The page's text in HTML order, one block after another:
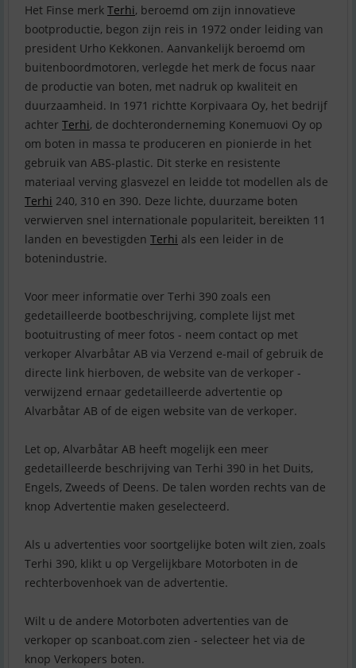
Het Finse merk Terhi, beroemd om zijn innovatieve
bootproductie, begon zijn reis in 1972 onder leiding van
president Urho Kekkonen. Aanvankelijk beroemd om
buitenboordmotoren, verlegde het merk de focus naar
de productie van boten, met nadruk op kwaliteit en
duurzaamheid. In 1971 richtte Korpivaara Oy, het bedrijf
achter Terhi, de dochteronderneming Konemuovi Oy op
om boten in massa te produceren en pionierde in het
gebruik van ABS-plastic. Dit sterke en resistente
materiaal verving glasvezel en leidde tot modellen als de
Terhi 240, 310 en 390. Deze lichte, duurzame boten
verwierven snel internationale populariteit, bereikten 11
landen en bevestigden Terhi als een leider in de
botenindustrie.
Voor meer informatie over Terhi 390 zoals een
gedetailleerde bootbeschrijving, complete lijst met
bootuitrusting of meer fotos - neem contact op met
verkoper Alvarbåtar AB via Verzend e-mail of gebruik de
directe link hierboven, de website van de verkoper -
verwijzend ernaar gedetailleerde advertentie op
Alvarbåtar AB of de eigen website van de verkoper.
Let op, Alvarbåtar AB heeft mogelijk een meer
gedetailleerde beschrijving van Terhi 390 in het Duits,
Engels, Zweeds of Deens. De talen worden rechts van de
knop Advertentie maken geselecteerd.
Als u advertenties voor soortgelijke boten wilt zien, zoals
Terhi 390, klikt u op Vergelijkbare Motorboten in de
rechterbovenhoek van de advertentie.
Wilt u de andere Motorboten advertenties van de
verkoper op scanboat.com zien - selecteer het via de
knop Verkopers boten.